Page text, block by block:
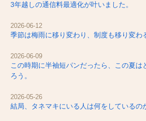
3年越しの通信料最適化が叶いました。
2026-06-12
季節は梅雨に移り変わり、制度も移り変わ
2026-06-09
この時期に半袖短パンだったら、この夏は
ろう。
2026-05-26
結局、タネマキにいる人は何をしているの